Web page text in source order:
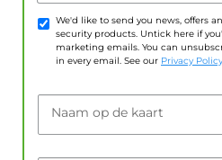
We'd like to send you news, offers
security products. Untick here if
marketing emails. You can
in every email. See our Privacy Policy
Naam op de kaart